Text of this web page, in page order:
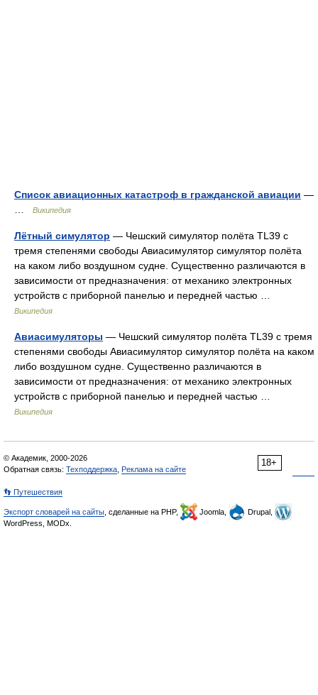
Список авиационных катастроф в гражданской авиации —
Википедия
Лётный симулятор — Чешский симулятор полёта TL39 с
тремя степенями свободы Авиасимулятор симулятор полёта
на каком либо воздушном судне. Существенно различаются в
зависимости от предназначения: от механико электронных
устройств с приборной панелью и передней частью …
Википедия
Авиасимуляторы — Чешский симулятор полёта TL39 с тремя
степенями свободы Авиасимулятор симулятор полёта на каком
либо воздушном судне. Существенно различаются в
зависимости от предназначения: от механико электронных
устройств с приборной панелью и передней частью …
Википедия
18+
© Академик, 2000-2026
Обратная связь: Техподдержка Реклама на сайте
👣 Путешествия
Экспорт словарей на сайты , сделанные на PHP, Joomla,
Drupal,
WordPress, MODx.